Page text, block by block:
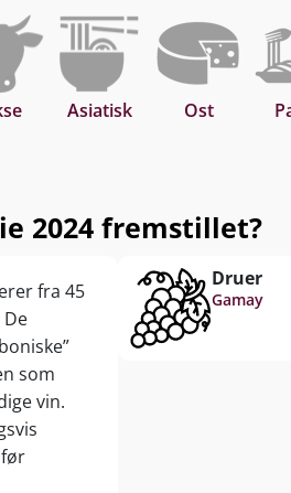
Asiatisk Ost
2024 fremstillet?
fra 45
som
vin.
Druer
Gamay